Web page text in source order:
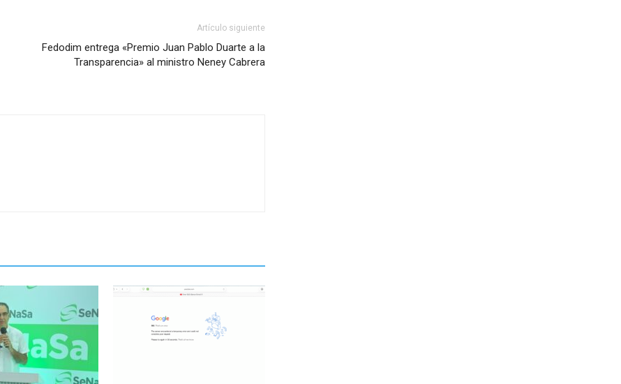
Artículo siguiente
Fedodim entrega «Premio Juan Pablo Duarte a la
Transparencia» al ministro Neney Cabrera